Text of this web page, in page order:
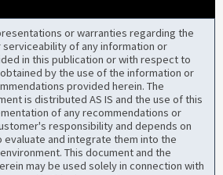
or warranties regarding the
of any information or
in this publication or with respect to
by the use of the information or
provided herein. The
is distributed AS IS and the use of this
of any recommendations or
responsibility and depends on
and integrate them into the
This document and the
may be used solely in connection with